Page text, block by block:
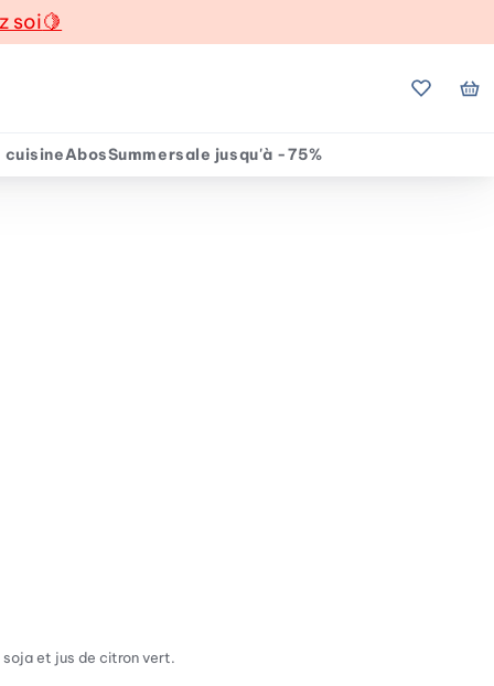
soi🍋
Mes
cuisineAbosSummersale jusqu'à -75%
soja et jus de citron vert.